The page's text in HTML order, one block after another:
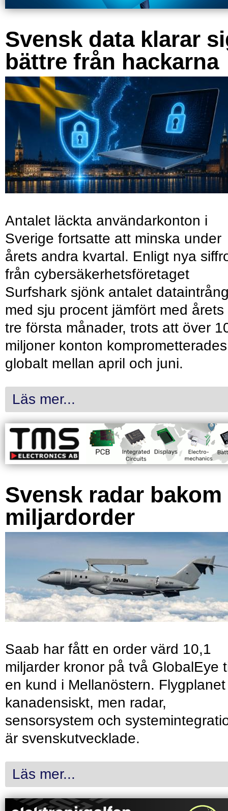
Svensk data klarar
bättre från hackarna
Antalet läckta användarkonton i
Sverige fortsatte att minska under
årets andra kvartal. Enligt nya
från cybersäkerhetsföretaget
Surfshark sjönk antalet
med sju procent jämfört med årets
tre första månader, trots att över
miljoner konton komprometterades
globalt mellan april och juni.
Läs mer...
Svensk radar bakom
miljardorder
Saab har fått en order värd 10,1
miljarder kronor på två GlobalEye
en kund i Mellanöstern.
kanadensiskt, men radar,
sensorsystem och
är svenskutvecklade.
Läs mer...